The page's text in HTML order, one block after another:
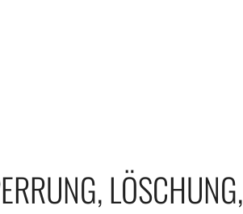
LÖSCHUNG,